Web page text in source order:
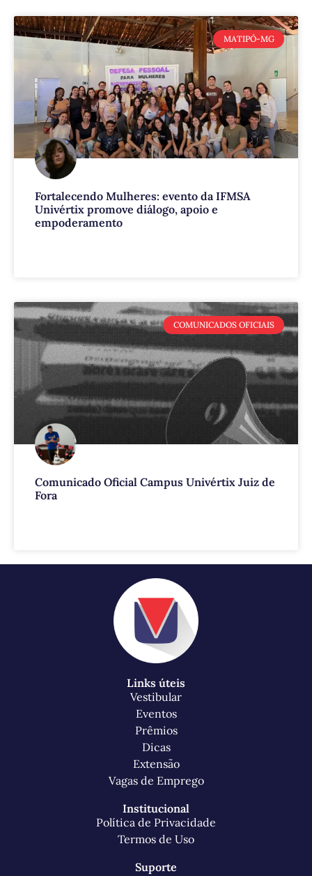
MATIPÓ-MG
Fortalecendo Mulheres: evento da IFMSA
Univértix promove diálogo, apoio e
empoderamento
COMUNICADOS OFICIAIS
Comunicado Oficial Campus Univértix Juiz de
Fora
Links úteis
Vestibular
Eventos
Prêmios
Dicas
Extensão
Vagas de Emprego
Institucional
Política de Privacidade
Termos de Uso
Suporte